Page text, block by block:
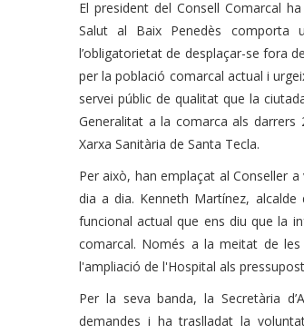
El president del Consell Comarcal
Salut al Baix Penedès comporta
l’obligatorietat de desplaçar-se fora
per la població comarcal actual i
servei públic de qualitat que la
Generalitat a la comarca als
Xarxa Sanitària de Santa Tecla.
Per això, han emplaçat al Conseller
dia a dia. Kenneth Martínez, alcalde
funcional actual que ens diu que la
comarcal. Només a la meitat de
l'ampliació de l'Hospital als
Per la seva banda, la Secretària
demandes i ha traslladat la